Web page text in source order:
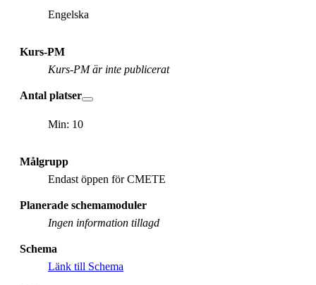
Engelska
Kurs-PM
Kurs-PM är inte publicerat
Antal platser
Min: 10
Målgrupp
Endast öppen för CMETE
Planerade schemamoduler
Ingen information tillagd
Schema
Länk till Schema